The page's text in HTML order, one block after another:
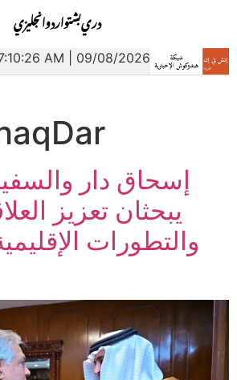
انجليزياردوبشتودري
AM | 09/08/2026
إسحاق دار
يبحثان تعزيز
والتطورات